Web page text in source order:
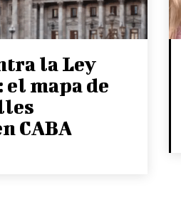
la Ley
mapa de
CABA